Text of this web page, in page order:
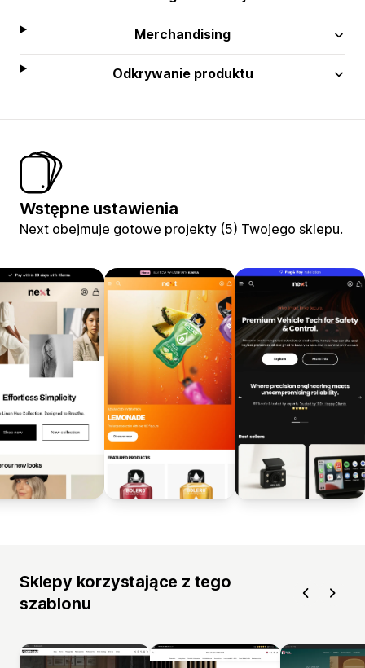
Merchandising
Odkrywanie produktu
Wstępne ustawienia
Next obejmuje gotowe projekty (5) Twojego sklepu.
Sklepy korzystające z tego
szablonu